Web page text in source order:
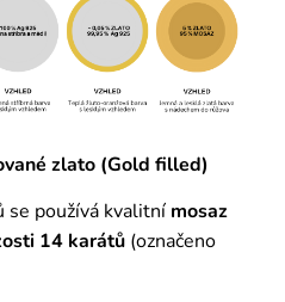
zlato (Gold filled)
se používá kvalitní mosaz
14 karátů (označeno